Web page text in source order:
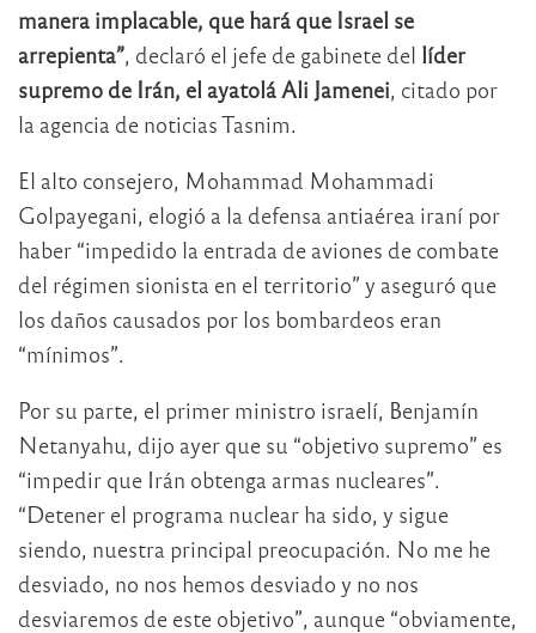
manera implacable, que hará que Israel se
arrepienta”, declaró el jefe de gabinete del líder
supremo de Irán, el ayatolá Ali Jamenei, citado por
la agencia de noticias Tasnim.
El alto consejero, Mohammad Mohammadi
Golpayegani, elogió a la defensa antiaérea iraní por
haber “impedido la entrada de aviones de combate
del régimen sionista en el territorio” y aseguró que
los daños causados por los bombardeos eran
“mínimos”.
Por su parte, el primer ministro israelí, Benjamín
Netanyahu, dijo ayer que su “objetivo supremo” es
“impedir que Irán obtenga armas nucleares”.
“Detener el programa nuclear ha sido, y sigue
siendo, nuestra principal preocupación. No me he
desviado, no nos hemos desviado y no nos
desviaremos de este objetivo”, aunque “obviamente,